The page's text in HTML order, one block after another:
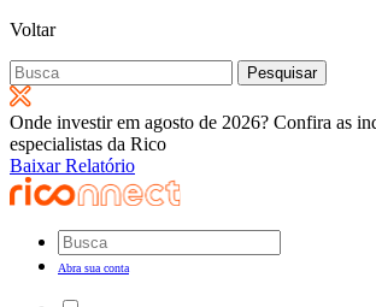
Voltar
Pesquisar
por:
Onde investir em agosto de 2026? Confira as
especialistas da Rico
Baixar Relatório
Abra sua conta